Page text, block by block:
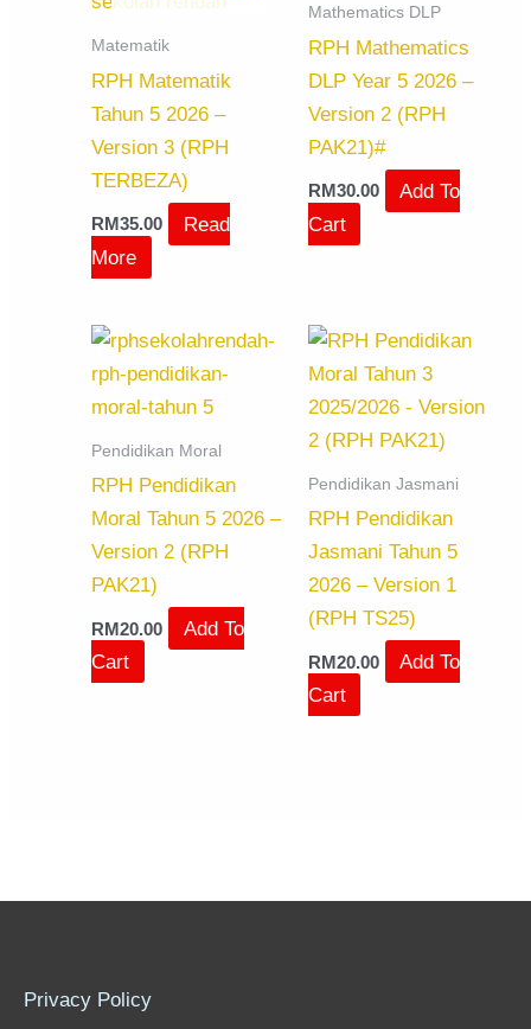
Matematik
RPH Matematik
Tahun 5 2026 –
Version 3 (RPH
TERBEZA)
RM35.00
Read
More
Mathematics DLP
RPH Mathematics
DLP Year 5 2026 –
Version 2 (RPH
PAK21)#
RM30.00
Add To
Cart
Pendidikan Moral
RPH Pendidikan
Moral Tahun 5 2026 –
Version 2 (RPH
PAK21)
RM20.00
Add To
Cart
Pendidikan Jasmani
RPH Pendidikan
Jasmani Tahun 5
2026 – Version 1
(RPH TS25)
RM20.00
Add To
Cart
Privacy Policy